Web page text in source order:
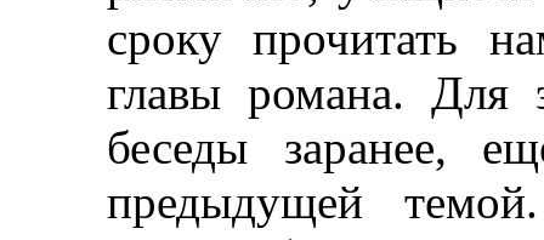
сроку прочитать
главы романа. Для
беседы заранее,
предыдущей